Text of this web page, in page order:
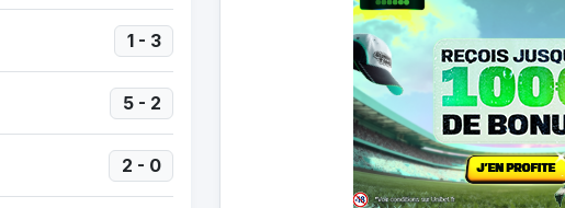
1 - 3
5 - 2
2 - 0